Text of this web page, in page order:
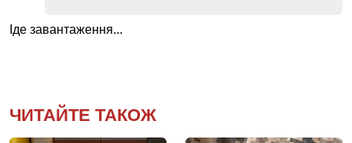
Іде завантаження...
ЧИТАЙТЕ ТАКОЖ